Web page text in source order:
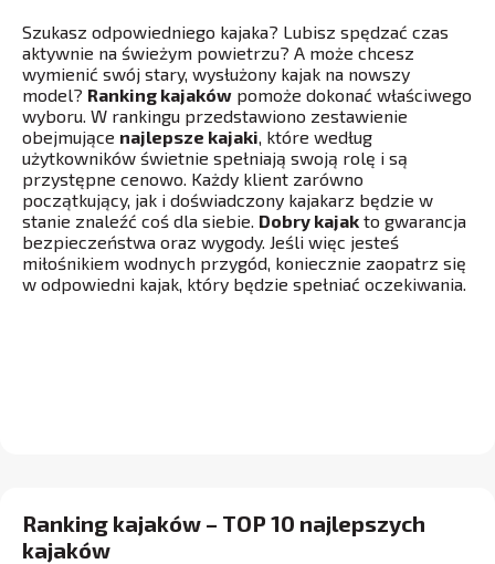
Szukasz odpowiedniego kajaka? Lubisz spędzać czas
aktywnie na świeżym powietrzu? A może chcesz
wymienić swój stary, wysłużony kajak na nowszy
model? Ranking kajaków pomoże dokonać właściwego
wyboru. W rankingu przedstawiono zestawienie
obejmujące najlepsze kajaki, które według
użytkowników świetnie spełniają swoją rolę i są
przystępne cenowo. Każdy klient zarówno
początkujący, jak i doświadczony kajakarz będzie w
stanie znaleźć coś dla siebie. Dobry kajak to gwarancja
bezpieczeństwa oraz wygody. Jeśli więc jesteś
miłośnikiem wodnych przygód, koniecznie zaopatrz się
w odpowiedni kajak, który będzie spełniać oczekiwania.
Ranking kajaków – TOP 10 najlepszych
kajaków